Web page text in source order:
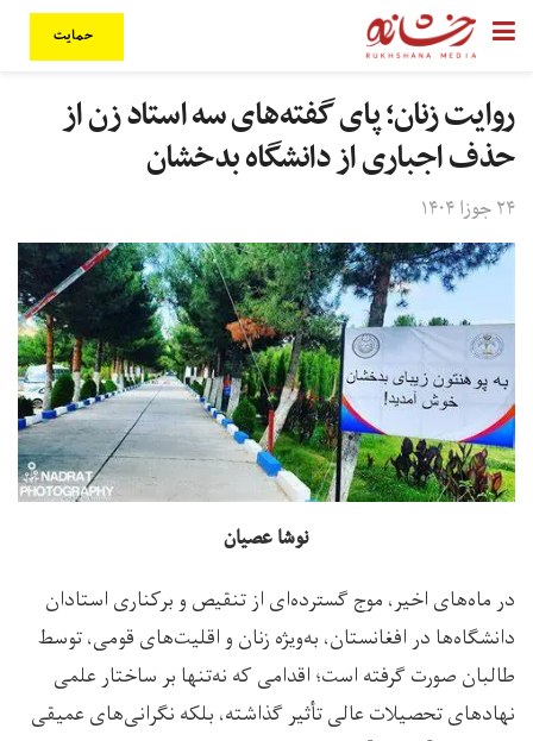
حمایت
روایت زنان؛ پای گفته‌های سه استاد زن از
حذف اجباری از دانشگاه بدخشان
۲۴ جوزا ۱۴۰۴
نوشا عصیان
در ماه‌های اخیر، موج گسترده‌ای از تنقیص و برکناری استادان
دانشگاه‌ها در افغانستان، به‌ویژه زنان و اقلیت‌های قومی، توسط
طالبان صورت گرفته است؛ اقدامی که نه‌تنها بر ساختار علمی
نهادهای تحصیلات عالی تأثیر گذاشته، بلکه نگرانی‌های عمیقی